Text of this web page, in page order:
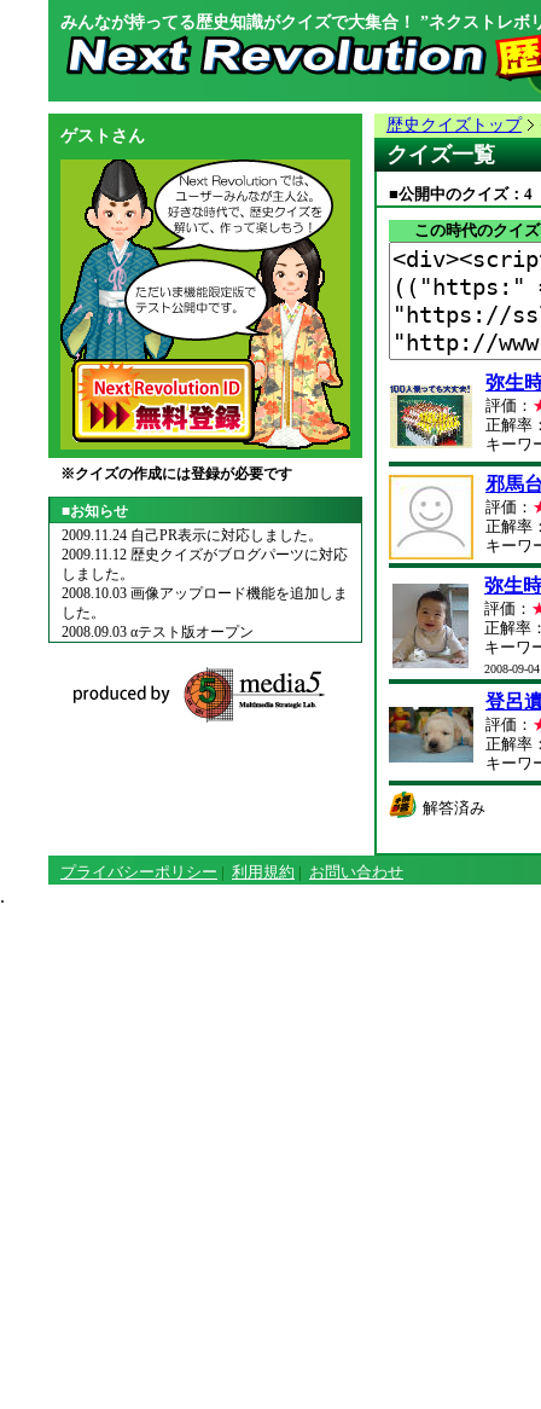
みんなが持ってる歴史知識がクイズで大集合！ ”ネクストレボ
ゲストさん
※クイズの作成には登録が必要です
■お知らせ
2009.11.24 自己PR表示に対応しました。
2009.11.12 歴史クイズがブログパーツに対応
しました。
2008.10.03 画像アップロード機能を追加しま
した。
2008.09.03 αテスト版オープン
歴史クイズトップ
クイズ一覧
■公開中のクイズ：4
この時代のクイ
弥生
評価：
正解率
キーワ
邪馬
評価：
正解率
キーワ
弥生
評価：
正解率
キーワ
2008-09-
登呂
評価：
正解率
キーワ
解答済み
プライバシーポリシー | 利用規約 | お問い合わせ
.